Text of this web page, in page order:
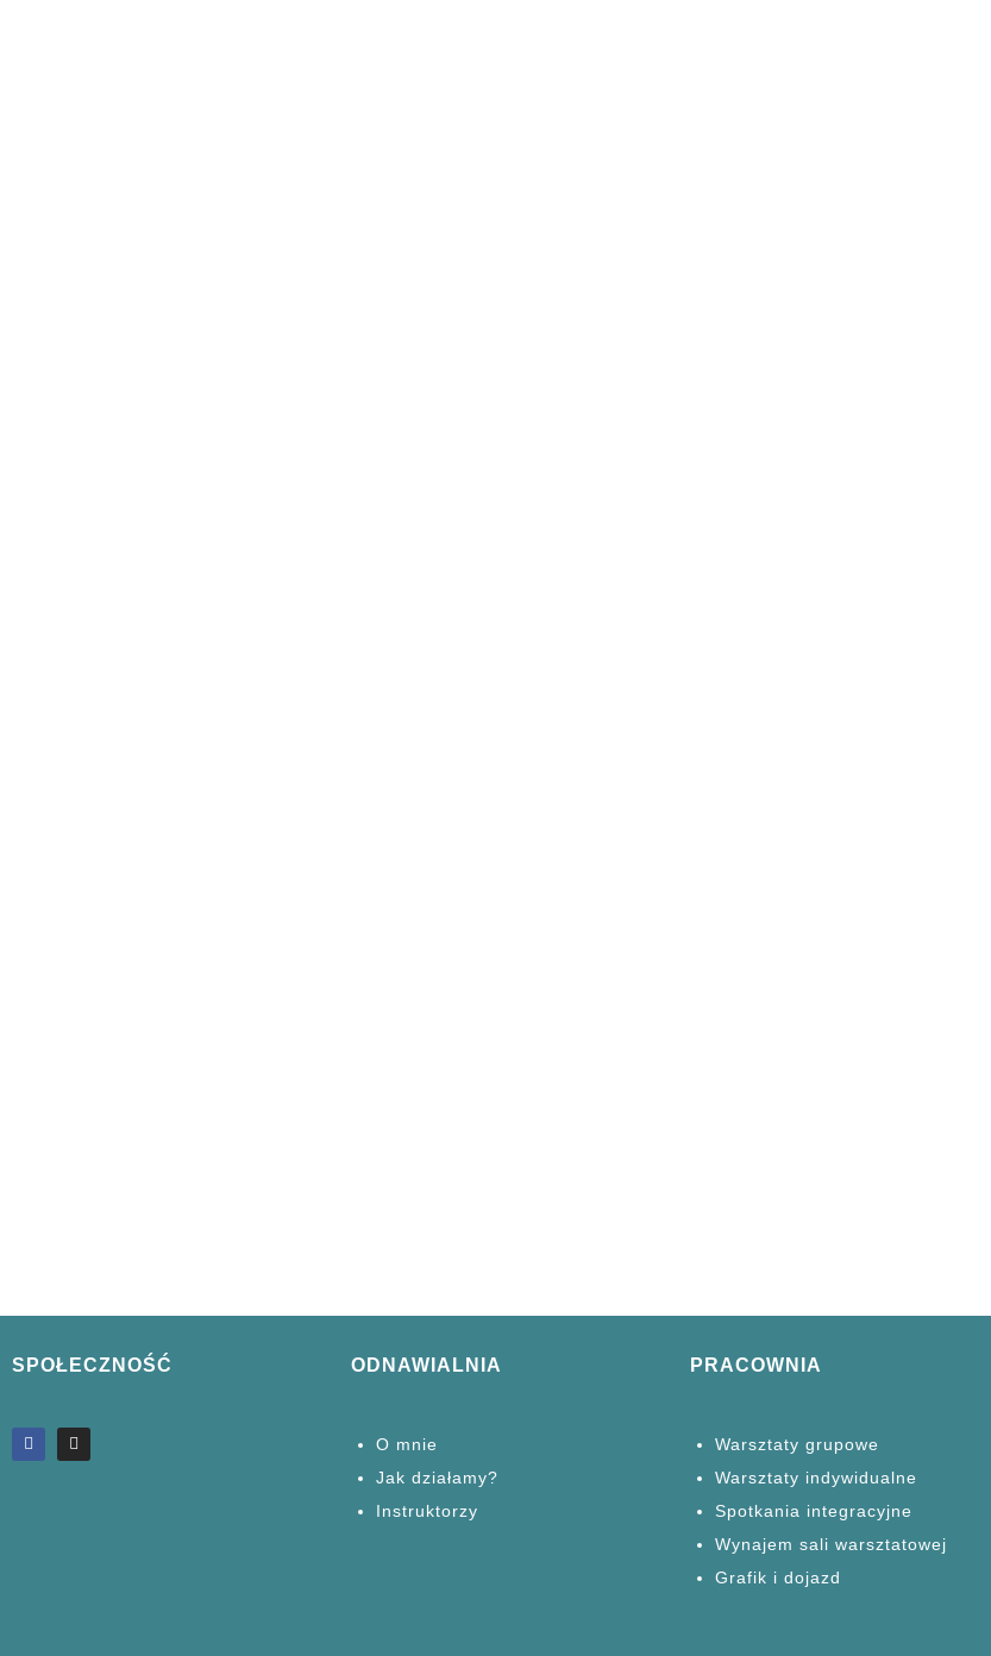
SPOŁECZNOŚĆ ODNAWIALNIA
O mnie
Jak działamy?
Instruktorzy
PRACOWNIA
Warsztaty grupowe
Warsztaty indywidualne
Spotkania integracyjne
Wynajem sali warsztatowej
Grafik i dojazd